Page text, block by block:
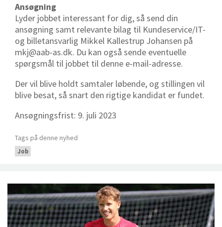
Ansøgning
Lyder jobbet interessant for dig, så send din
ansøgning samt relevante bilag til Kundeservice/IT-
og billetansvarlig Mikkel Kallestrup Johansen på
mkj@aab-as.dk. Du kan også sende eventuelle
spørgsmål til jobbet til denne e-mail-adresse.
Der vil blive holdt samtaler løbende, og stillingen vil
blive besat, så snart den rigtige kandidat er fundet.
Ansøgningsfrist: 9. juli 2023
Tags på denne nyhed
Job